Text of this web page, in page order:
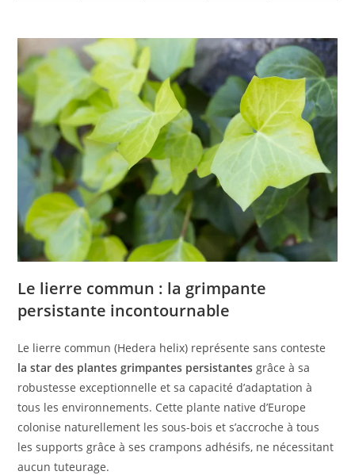
Le lierre commun : la grimpante
persistante incontournable
Le lierre commun (Hedera helix) représente sans conteste
la star des plantes grimpantes persistantes grâce à sa
robustesse exceptionnelle et sa capacité d’adaptation à
tous les environnements. Cette plante native d’Europe
colonise naturellement les sous-bois et s’accroche à tous
les supports grâce à ses crampons adhésifs, ne nécessitant
aucun tuteurage.